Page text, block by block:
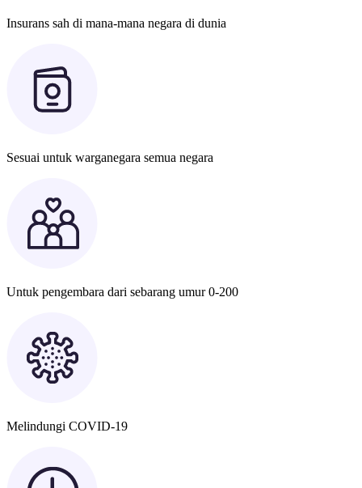
Insurans sah di mana-mana negara di dunia
Sesuai untuk warganegara semua negara
Untuk pengembara dari sebarang umur 0-200
Melindungi COVID-19